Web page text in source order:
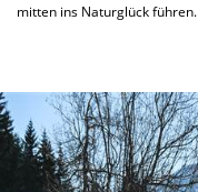
mitten ins Naturglück führen.